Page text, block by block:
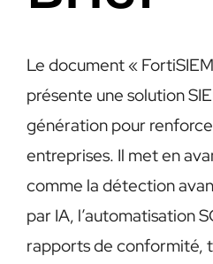
​Le document «
présente une solution
génération pour
entreprises. Il met en
comme la détection
par IA, l’automatisation
rapports de conformité,